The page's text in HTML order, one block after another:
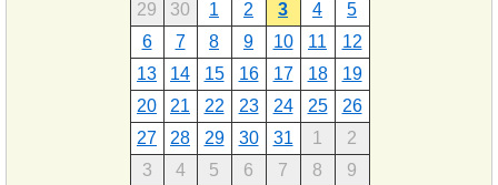
29 30 1 2 3 4
5
6
7 8 9 10 11
12
13
14 15 16 17 18
19
20
21 22 23 24 25
26
27
28 29 30 31 1
2
3
4 5 6 7 8 9